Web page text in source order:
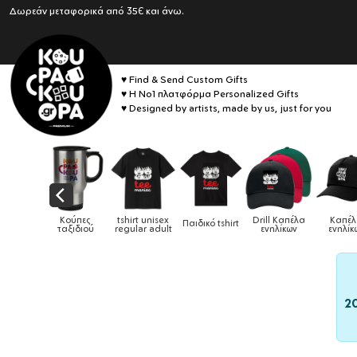
Δωρεάν μεταφορικά από 35€ και άνω.
♥ Find & Send Custom Gifts
♥ Η No1 πλατφόρμα Personalized Gifts
♥ Designed by artists, made by us, just for you
Κούπες
ταξιδιού
tshirt unisex
regular adult Παιδικό tshirt Drill Καπέλα
ενηλίκων
Καπέλα
ενηλίκων